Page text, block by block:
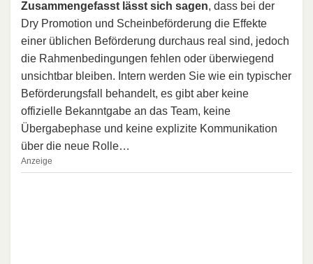
Zusammengefasst lässt sich sagen, dass bei der
Dry Promotion und Scheinbeförderung die Effekte
einer üblichen Beförderung durchaus real sind, jedoch
die Rahmenbedingungen fehlen oder überwiegend
unsichtbar bleiben. Intern werden Sie wie ein typischer
Beförderungsfall behandelt, es gibt aber keine
offizielle Bekanntgabe an das Team, keine
Übergabephase und keine explizite Kommunikation
über die neue Rolle…
Anzeige